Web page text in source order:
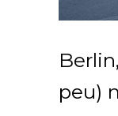
peu)